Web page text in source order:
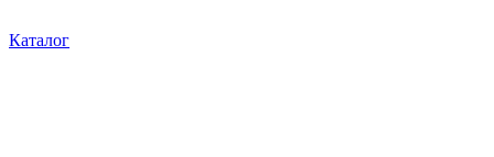
Каталог